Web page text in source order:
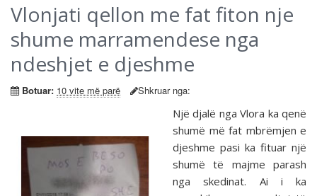
Vlonjati qellon me fat fiton nje
shume marramendese nga
ndeshjet e djeshme
Botuar: 10 vite më parë Shkruar nga:
Një djalë nga Vlora ka qenë
shumë më fat mbrëmjen e
djeshme pasi ka fituar një
shumë të majme parash
nga skedinat. Ai i ka